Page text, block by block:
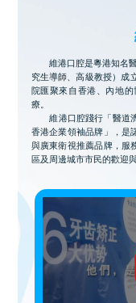
維港口腔是粵港知名
究生導師、高級教授）成
院匯聚來自香港、內地
療。
維港口腔踐行「醫道
香港企業領袖品牌」，是
與廣東衛視推薦品牌，服
區及周邊城市市民的歡迎與